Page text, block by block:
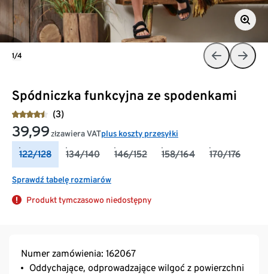
Spódniczka funkcyjna ze spodenkami
(3)
39,99 złzawiera VATplus koszty przesyłki
122/128 134/140 146/152 158/164 170/176
Sprawdź tabelę rozmiarów
Produkt tymczasowo niedostępny
1/4
Numer zamówienia: 162067
Oddychające, odprowadzające wilgoć z powierzchni